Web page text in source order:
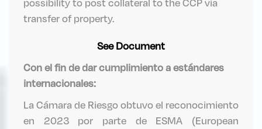
possibility to post collateral to the CCP via
transfer of property.
See Document
Con el fin de dar cumplimiento a estándares
internacionales:
La Cámara de Riesgo obtuvo el reconocimiento
en 2023 por parte de ESMA (European